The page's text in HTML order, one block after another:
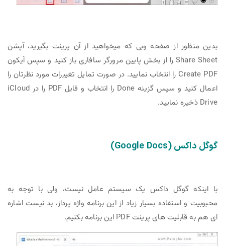
بدین منظور از صفحه وبی که میخواهید از آن پرینت بگیرید، آپشن
Share Sheet را از بخش پایین مرورگر سافاری باز کنید و سپس آیکون
Create PDF را انتخاب نمایید. در صورت تمایل تغییرات مورد نظرتان را
اعمال کنید و سپس گزینه Done را انتخاب و فایل PDF را در iCloud
Drive ذخیره نمایید.
گوگل داکس (Google Docs)
با اینکه گوگل داکس یک سیستم عامل نیست، ولی با توجه به
محبوبیت و استفاده بسیار زیاد از این برنامه واژه پرداز، بد نیست اشاره
ای هم به قابلیت های پرینت PDF این برنامه بکنیم.